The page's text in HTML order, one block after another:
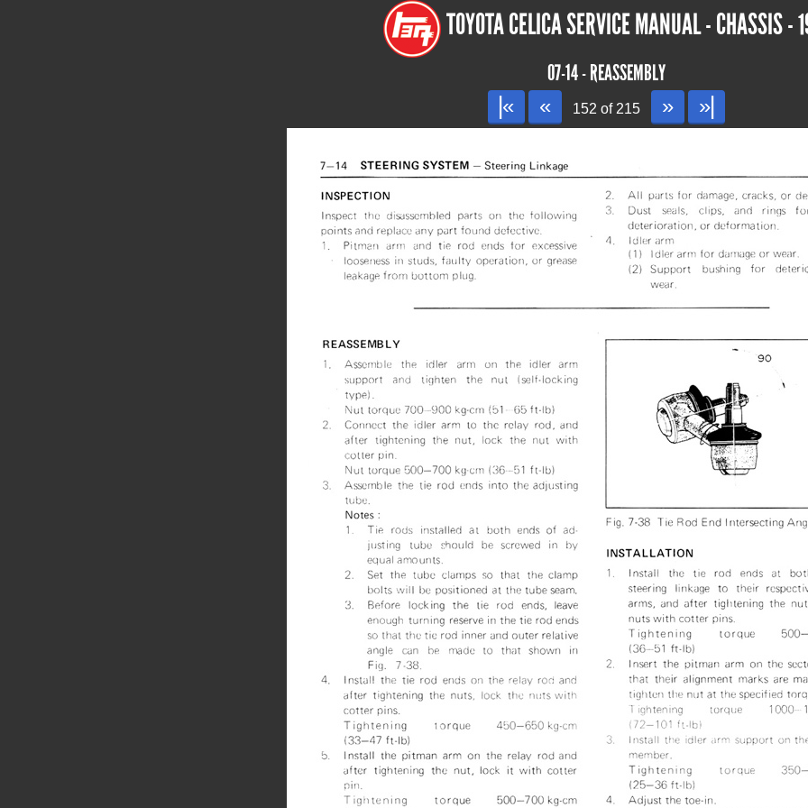
TOYOTA CELICA SERVICE MANUAL - CHASSIS -
07-14 - REASSEMBLY
|«
« 152 of 215 » »|